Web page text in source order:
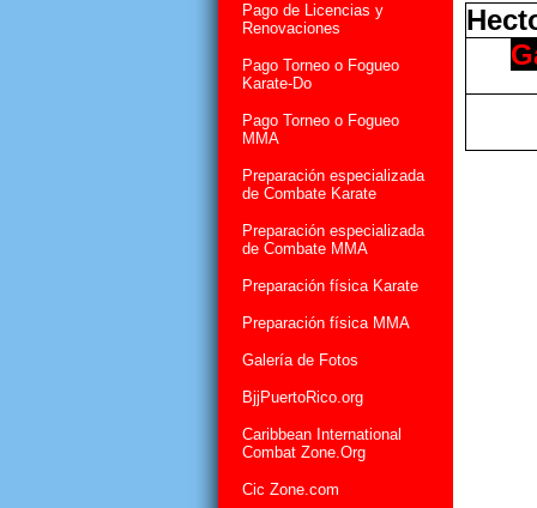
Pago de Licencias y
Renovaciones
Pago Torneo o Fogueo
Karate-Do
Pago Torneo o Fogueo
MMA
Preparación especializada
de Combate Karate
Preparación especializada
de Combate MMA
Preparación física Karate
Preparación física MMA
Galería de Fotos
BjjPuertoRico.org
Caribbean International
Combat Zone.Org
Cic Zone.com